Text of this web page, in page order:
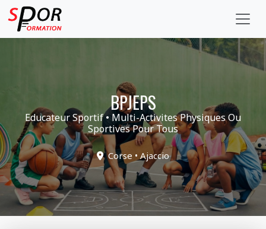
BPJEPS
Educateur Sportif • Multi-Activites Physiques Ou
Sportives Pour Tous
Corse • Ajaccio